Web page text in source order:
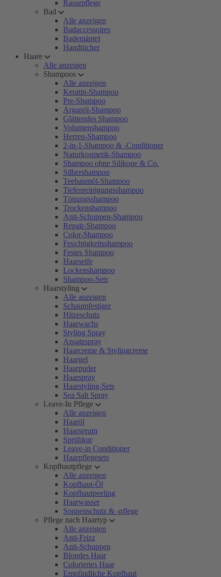
Rasurpflege
Bad
Alle anzeigen
Badaccessoires
Bademäntel
Handtücher
Haare
Alle anzeigen
Shampoos
Alle anzeigen
Keratin-Shampoo
Pre-Shampoo
Arganöl-Shampoo
Glättendes Shampoo
Volumenshampoo
Herren-Shampoo
2-in-1-Shampoo & -Conditioner
Naturkosmetik-Shampoo
Shampoo ohne Silikone & Co.
Silbershampoo
Teebaumöl-Shampoo
Tiefenreinigungsshampoo
Tönungsshampoo
Trockenshampoo
Anti-Schuppen-Shampoo
Repair-Shampoo
Color-Shampoo
Feuchtigkeitsshampoo
Festes Shampoo
Haarseife
Lockenshampoo
Shampoo-Sets
Haarstyling
Alle anzeigen
Schaumfestiger
Hitzeschutz
Haarwachs
Styling Spray
Ansatzspray
Haarcreme & Stylingcreme
Haargel
Haarpuder
Haarspray
Haarstyling-Sets
Sea Salt Spray
Leave-In Pflege
Alle anzeigen
Haaröl
Haarserum
Sprühkur
Leave-in Conditioner
Haarpflegesets
Kopfhautpflege
Alle anzeigen
Kopfhaut-Öl
Kopfhautpeeling
Haarwasser
Sonnenschutz & -pflege
Pflege nach Haartyp
Alle anzeigen
Anti-Frizz
Anti-Schuppen
Blondes Haar
Coloriertes Haar
Empfindliche Kopfhaut